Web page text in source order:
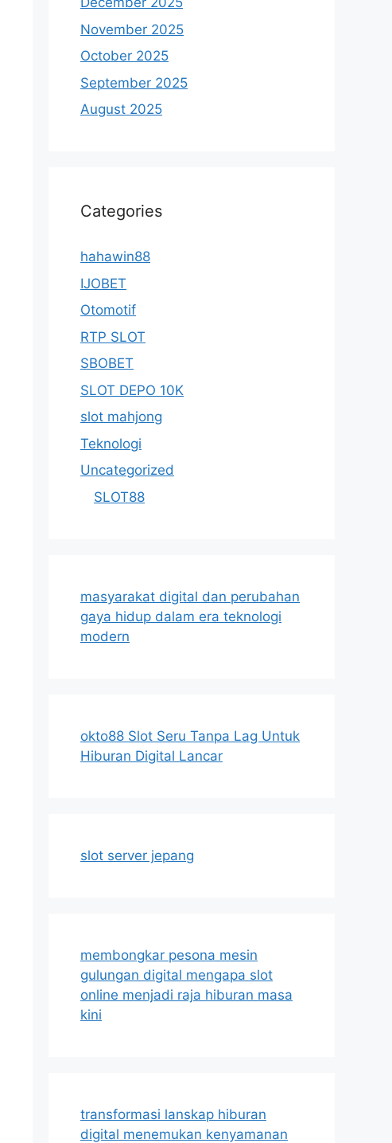
November 2025
October 2025
September 2025
August 2025
Categories
hahawin88
IJOBET
Otomotif
RTP SLOT
SBOBET
SLOT DEPO 10K
slot mahjong
Teknologi
Uncategorized
SLOT88
masyarakat digital dan perubahan
gaya hidup dalam era teknologi
modern
okto88 Slot Seru Tanpa Lag Untuk
Hiburan Digital Lancar
slot server jepang
membongkar pesona mesin
gulungan digital mengapa slot
online menjadi raja hiburan masa
kini
transformasi lanskap hiburan
digital menemukan kenyamanan